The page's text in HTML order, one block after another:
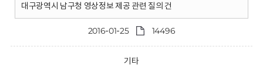
대구광역시 남구청 영상정보 제공 관련 질의 건
2016-01-25 14496
기타